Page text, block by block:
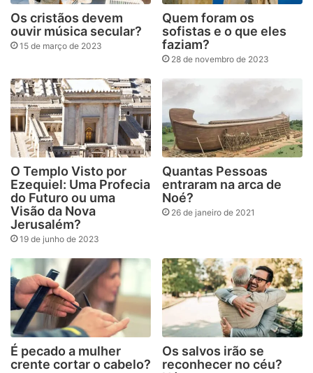
Os cristãos devem
ouvir música secular?
15 de março de 2023
Quem foram os
sofistas e o que eles
faziam?
28 de novembro de 2023
O Templo Visto por
Ezequiel: Uma Profecia
do Futuro ou uma
Visão da Nova
Jerusalém?
19 de junho de 2023
Quantas Pessoas
entraram na arca de
Noé?
26 de janeiro de 2021
É pecado a mulher
crente cortar o cabelo?
Os salvos irão se
reconhecer no céu?